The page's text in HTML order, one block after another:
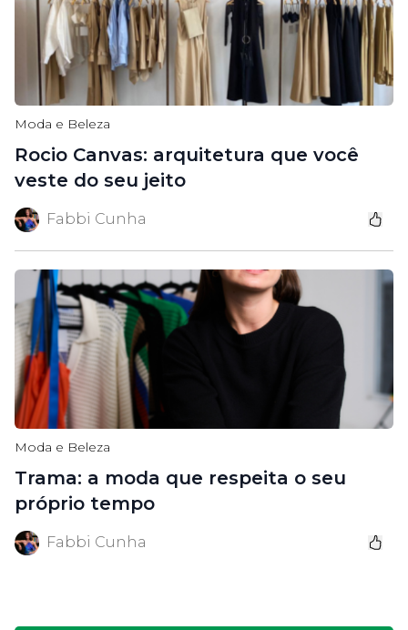
Moda e Beleza
Rocio Canvas: arquitetura que você
veste do seu jeito
Fabbi Cunha
Moda e Beleza
Trama: a moda que respeita o seu
próprio tempo
Fabbi Cunha